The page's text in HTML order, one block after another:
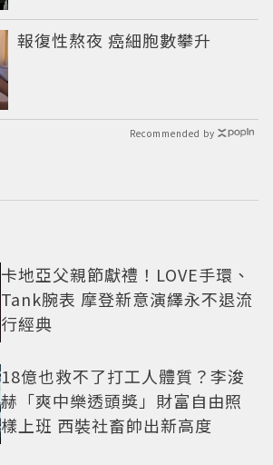
報復性熬夜 癌細胞數攀升
Recommended by
卡地亞父親節獻禮！LOVE手環、
Tank腕表 摩登新意演繹永不退流
行經典
18億也救不了打工人體質？李浚
赫「爽中樂透頭獎」財富自由照
樣上班 西裝社畜帥出新高度